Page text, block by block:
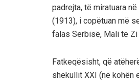
padrejta, të miratuara
(1913), i copëtuan më
falas Serbisë, Mali të Zi
Fatkeqësisht, që
shekullit XXI (në kohën